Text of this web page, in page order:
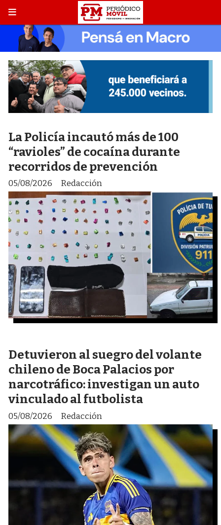
La Policía incautó más de 100
“ravioles” de cocaína durante
recorridos de prevención
Redacción
05/08/2026
Detuvieron al suegro del volante
chileno de Boca Palacios por
narcotráfico: investigan un auto
vinculado al futbolista
Redacción
05/08/2026